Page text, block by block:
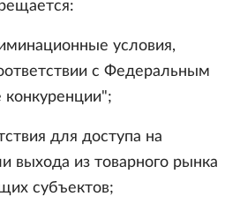
условия,
с Федеральным
для доступа на
выхода из товарного рынка
субъектов;